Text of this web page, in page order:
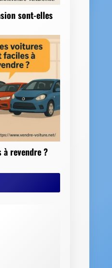
sont-elles
revendre ?